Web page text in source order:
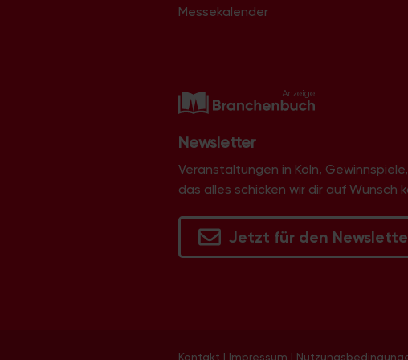
Messekalender
Newsletter
Veranstaltungen in Köln,
das alles schicken wir dir auf Wunsch
Jetzt für den
Kontakt | Impressum |